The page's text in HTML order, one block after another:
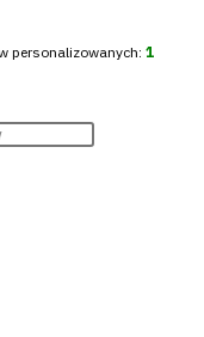
personalizowanych: 1